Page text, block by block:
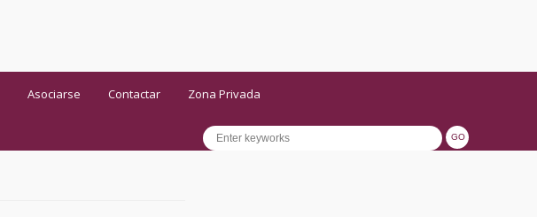
Asociarse Contactar Zona Privada